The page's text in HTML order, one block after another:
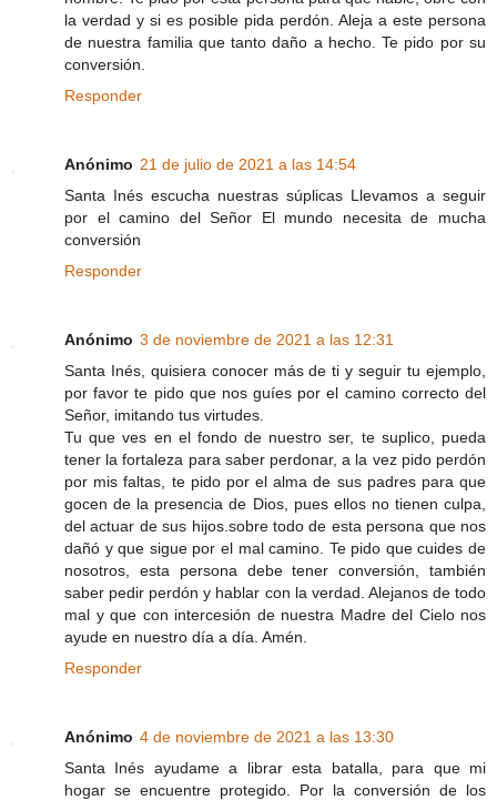
la verdad y si es posible pida perdón. Aleja a este persona
de nuestra familia que tanto daño a hecho. Te pido por su
conversión.
Responder
Anónimo 21 de julio de 2021 a las 14:54
Santa Inés escucha nuestras súplicas Llevamos a seguir
por el camino del Señor El mundo necesita de mucha
conversión
Responder
Anónimo 3 de noviembre de 2021 a las 12:31
Santa Inés, quisiera conocer más de ti y seguir tu ejemplo,
por favor te pido que nos guíes por el camino correcto del
Señor, imitando tus virtudes.
Tu que ves en el fondo de nuestro ser, te suplico, pueda
tener la fortaleza para saber perdonar, a la vez pido perdón
por mis faltas, te pido por el alma de sus padres para que
gocen de la presencia de Dios, pues ellos no tienen culpa,
del actuar de sus hijos.sobre todo de esta persona que nos
dañó y que sigue por el mal camino. Te pido que cuides de
nosotros, esta persona debe tener conversión, también
saber pedir perdón y hablar con la verdad. Alejanos de todo
mal y que con intercesión de nuestra Madre del Cielo nos
ayude en nuestro día a día. Amén.
Responder
Anónimo 4 de noviembre de 2021 a las 13:30
Santa Inés ayudame a librar esta batalla, para que mi
hogar se encuentre protegido. Por la conversión de los